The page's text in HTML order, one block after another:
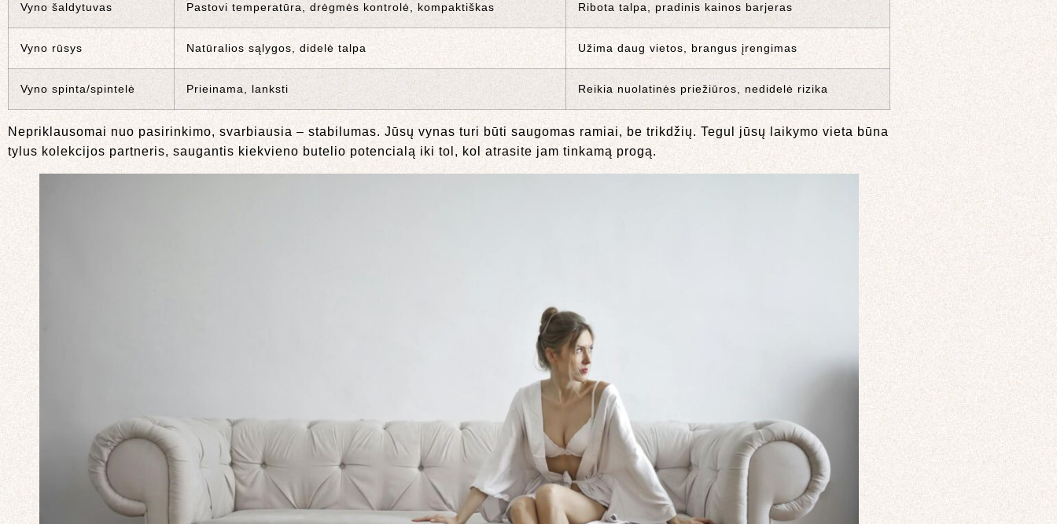
Vyno šaldytuvas Pastovi temperatūra, drėgmės kontrolė, kompaktiškas Ribota talpa, pradinis kainos barjeras
Vyno rūsys Natūralios sąlygos, didelė talpa Užima daug vietos, brangus įrengimas
Vyno spinta/spintelė Prieinama, lanksti Reikia nuolatinės priežiūros, nedidelė rizika
Nepriklausomai nuo pasirinkimo, svarbiausia – stabilumas. Jūsų vynas turi būti saugomas ramiai, be trikdžių. Tegul jūsų laikymo vieta būna
tylus kolekcijos partneris, saugantis kiekvieno butelio potencialą iki tol, kol atrasite jam tinkamą progą.